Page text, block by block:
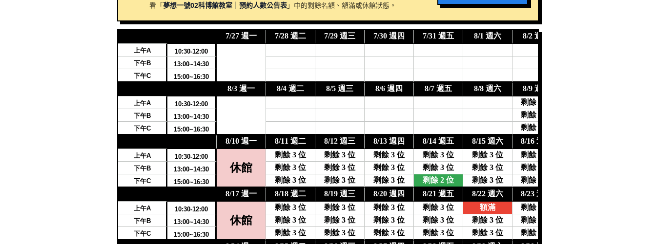
看「夢想一號02科博館教室｜預約人數公告表」中的剩餘名額、額滿或休館狀態。